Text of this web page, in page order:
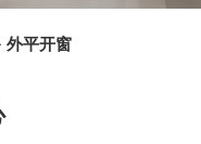
外平开窗